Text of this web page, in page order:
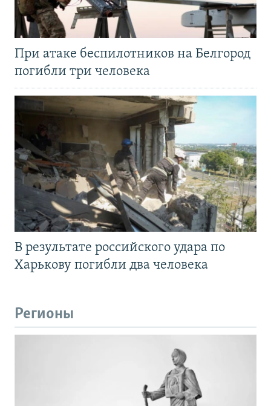
При атаке беспилотников на Белгород
погибли три человека
В результате российского удара по
Харькову погибли два человека
Регионы